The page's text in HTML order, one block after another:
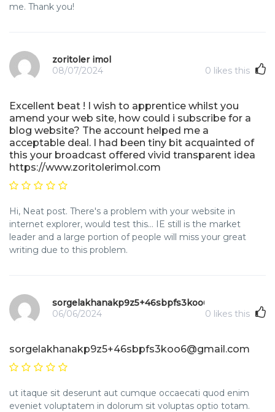
me. Thank you!
zoritoler imol
08/07/2024
0 likes this
Excellent beat ! I wish to apprentice whilst you
amend your web site, how could i subscribe for a
blog website? The account helped me a
acceptable deal. I had been tiny bit acquainted of
this your broadcast offered vivid transparent idea
https://www.zoritolerimol.com
Hi, Neat post. There's a problem with your website in
internet explorer, would test this… IE still is the market
leader and a large portion of people will miss your great
writing due to this problem.
sorgelakhanakp9z5+46sbpfs3koo6@gmail.com
06/06/2024
0 likes this
sorgelakhanakp9z5+46sbpfs3koo6@gmail.com
ut itaque sit deserunt aut cumque occaecati quod enim
eveniet voluptatem in dolorum sit voluptas optio totam.